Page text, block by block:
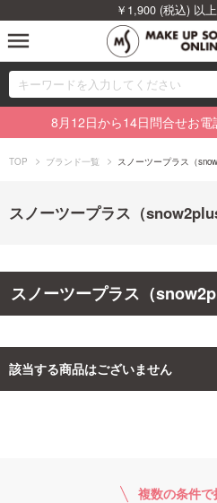
￥1,900 (税込) 以
menu
00 ブランドから探す
カテゴリから探す
特集から探す
8月12日から14日問合せお
TOP ブランド一覧 スノーツープラス（
スノーツープラス（
スノーツープラス（
該当する商品はございません
複数の条件